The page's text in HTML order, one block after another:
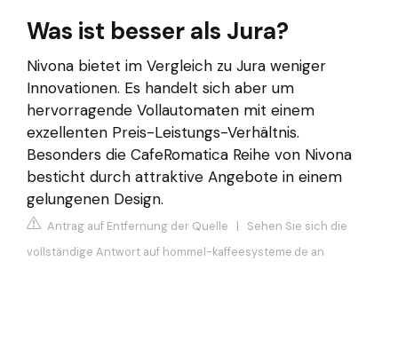
Was ist besser als Jura?
Nivona bietet im Vergleich zu Jura weniger
Innovationen. Es handelt sich aber um
hervorragende Vollautomaten mit einem
exzellenten Preis-Leistungs-Verhältnis.
Besonders die CafeRomatica Reihe von Nivona
besticht durch attraktive Angebote in einem
gelungenen Design.
Antrag auf Entfernung der Quelle | Sehen Sie sich die
vollständige Antwort auf hommel-kaffeesysteme.de an